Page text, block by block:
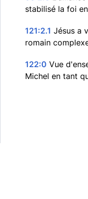
stabilisé la foi
121:2.1 Jésus a
romain
122:0 Vue
Michel en tant